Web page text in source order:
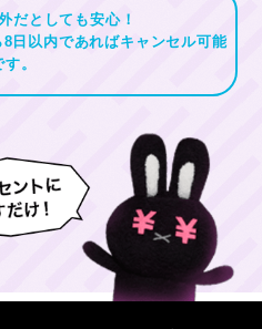
賦払金1,584円、支払期
す。
価格）95,040円、実質
器代金は、Airターミナ
営店販売価格です。当
をご購入の場合は「個
申込書」にて販売価格
ください。
末購入の場合）。
ープラスキャンペーン
エリアは限られます。詳
だとしても安心！
日以内であればキャンセル可能
す。